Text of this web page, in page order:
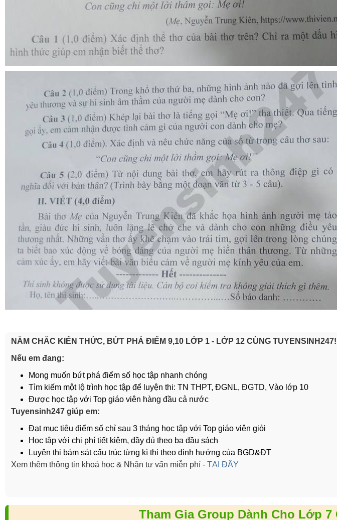
NẮM CHẮC KIẾN THỨC, BỨT PHÁ ĐIỂM 9,10 LỚP 1 - LỚP 12 CÙNG TUYENSINH247!
Nếu em đang:
Mong muốn bứt phá điểm số học tập nhanh chóng
Tìm kiếm một lộ trình học tập để luyện thi: TN THPT, ĐGNL, ĐGTD, Vào lớp 10
Được học tập với Top giáo viên hàng đầu cả nước
Tuyensinh247 giúp em:
Đạt mục tiêu điểm số chỉ sau 3 tháng học tập với Top giáo viên giỏi
Học tập với chi phí tiết kiệm, đầy đủ theo ba đầu sách
Luyện thi bám sát cấu trúc từng kì thi theo định hướng của BGD&ĐT
Xem thêm thông tin khoá học & Nhận tư vấn miễn phí - TẠI ĐÂY
Tham Gia Group Dành Cho Lớp